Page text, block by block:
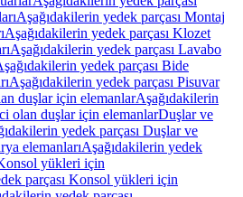
Aşağıdakilerin yedek parçası Montaj
Aşağıdakilerin yedek parçası Klozet
Aşağıdakilerin yedek parçası Lavabo
yedek parçası Bide
Aşağıdakilerin yedek parçası Pisuvar
duşlar için elemanlarAşağıdakilerin
olan duşlar için elemanlarDuşlar ve
yedek parçası Duşlar ve
elemanlarıAşağıdakilerin yedek
yükleri için
parçası Konsol yükleri için